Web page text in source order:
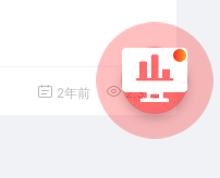
2年前 2,389